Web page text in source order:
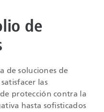
de
de soluciones de
las
protección contra la
hasta sofisticados